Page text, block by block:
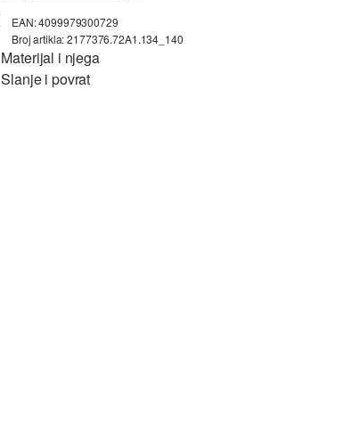
EAN: 4099979300729
Broj artikla: 2177376.72A1.134_140
Materijal i njega
Slanje i povrat